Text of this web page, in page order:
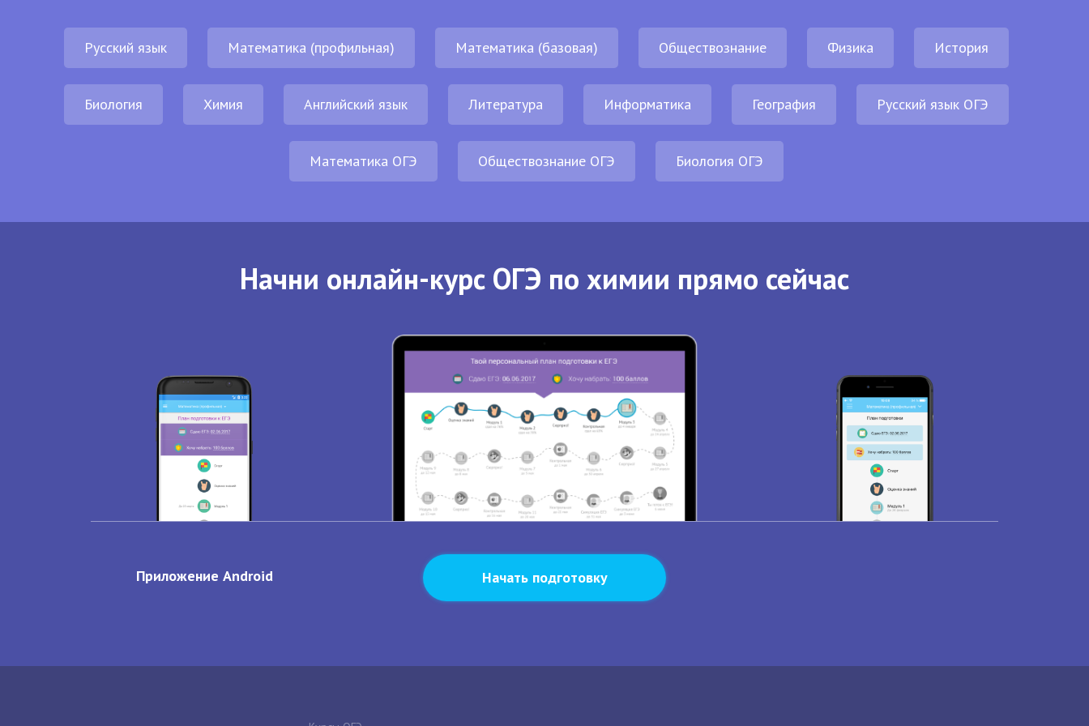
Русский язык Математика (профильная) Математика (базовая) Обществознание Физика История
Биология Химия Английский язык Литература Информатика География Русский язык ОГЭ
Математика ОГЭ Обществознание ОГЭ Биология ОГЭ
Начни онлайн-курс ОГЭ по химии прямо сейчас
Приложение Android Начать подготовку